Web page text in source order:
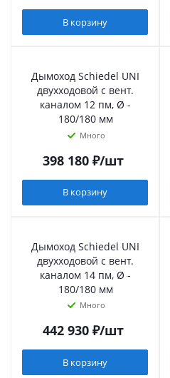
В корзину
Дымоход Schiedel UNI
двухходовой с вент.
каналом 12 пм, Ø -
180/180 мм
Много
398 180₽/шт
В корзину
Дымоход Schiedel UNI
двухходовой с вент.
каналом 14 пм, Ø -
180/180 мм
Много
442 930₽/шт
В корзину